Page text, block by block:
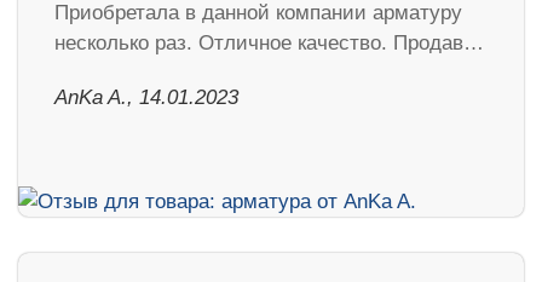
Приобретала в данной компании арматуру
несколько раз. Отличное качество. Продав…
AnKa A., 14.01.2023